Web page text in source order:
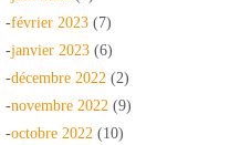
-février 2023 (7)
-janvier 2023 (6)
-décembre 2022 (2)
-novembre 2022 (9)
-octobre 2022 (10)